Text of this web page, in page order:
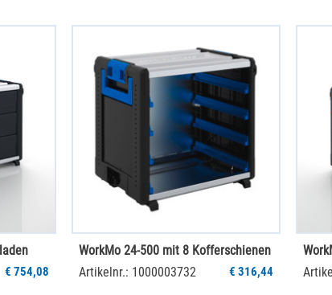
€ 754,08
WorkMo 24-500 mit 8 Kofferschienen
Artikelnr.: 1000003732
€ 316,44